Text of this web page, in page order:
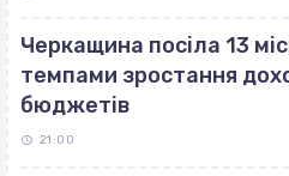
Черкащина посіла 13
темпами зростання
бюджетів
21:00